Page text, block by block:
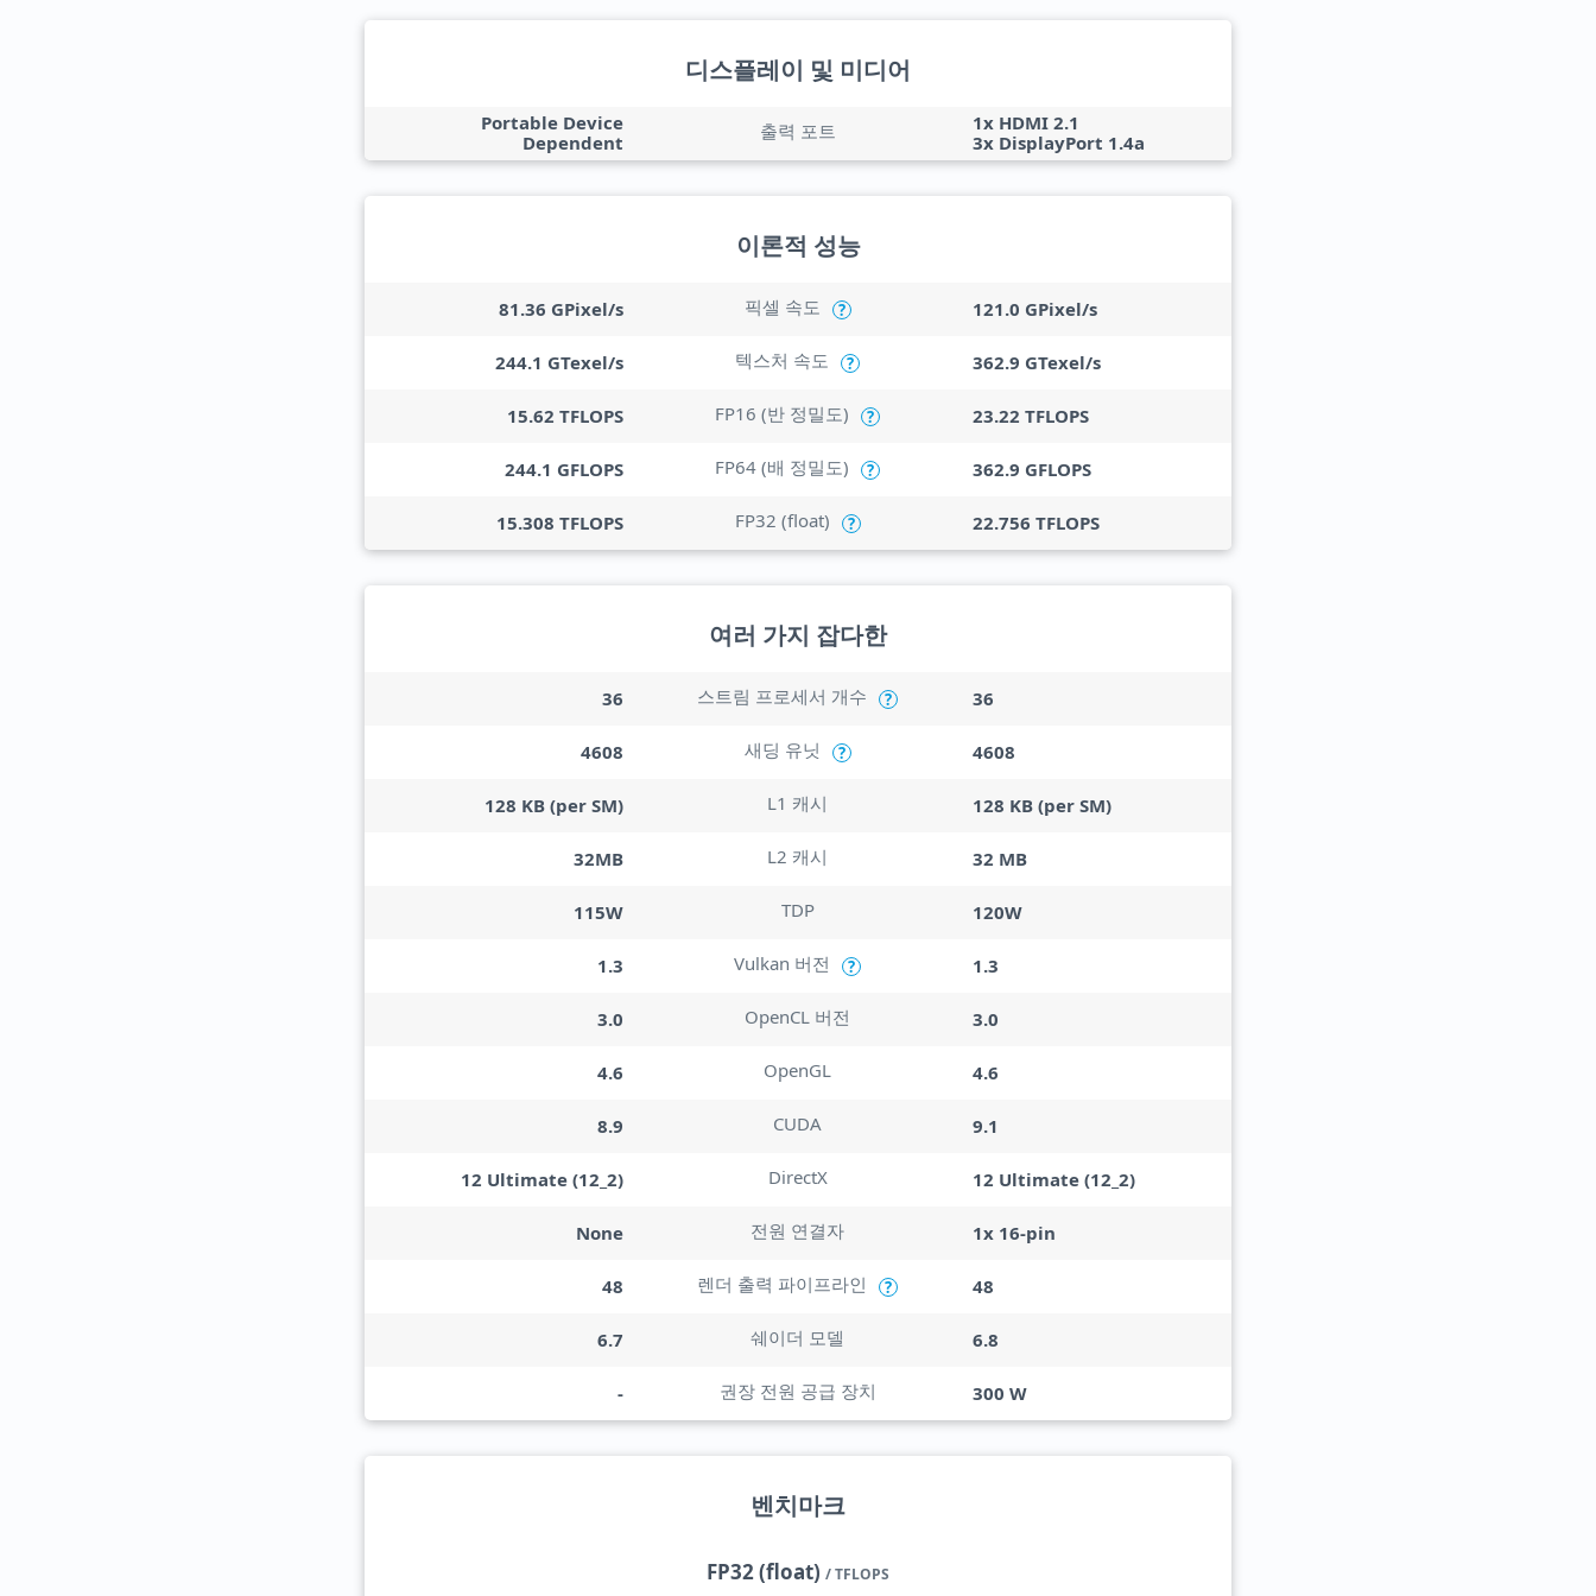
디스플레이 및 미디어
Portable Device
Dependent
출력 포트
1x HDMI 2.1
3x DisplayPort 1.4a
이론적 성능
81.36 GPixel/s 픽셀 속도 ? 121.0 GPixel/s
244.1 GTexel/s 텍스처 속도 ? 362.9 GTexel/s
15.62 TFLOPS FP16 (반 정밀도) ? 23.22 TFLOPS
244.1 GFLOPS FP64 (배 정밀도) ? 362.9 GFLOPS
15.308 TFLOPS FP32 (float) ? 22.756 TFLOPS
여러 가지 잡다한
36 스트림 프로세서 개수 ? 36
4608 새딩 유닛 ? 4608
128 KB (per SM) L1 캐시 128 KB (per SM)
32MB L2 캐시 32 MB
115W TDP 120W
1.3 Vulkan 버전 ? 1.3
3.0 OpenCL 버전 3.0
4.6 OpenGL 4.6
8.9 CUDA 9.1
12 Ultimate (12_2) DirectX 12 Ultimate (12_2)
None 전원 연결자 1x 16-pin
48 렌더 출력 파이프라인 ? 48
6.7 쉐이더 모델 6.8
- 권장 전원 공급 장치 300 W
벤치마크
FP32 (float) / TFLOPS